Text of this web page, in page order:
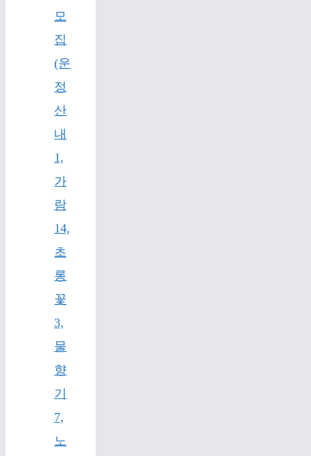
모
집
(운
정
산
내
1,
가
람
14,
초
롱
꽃
3,
물
향
기
7,
노